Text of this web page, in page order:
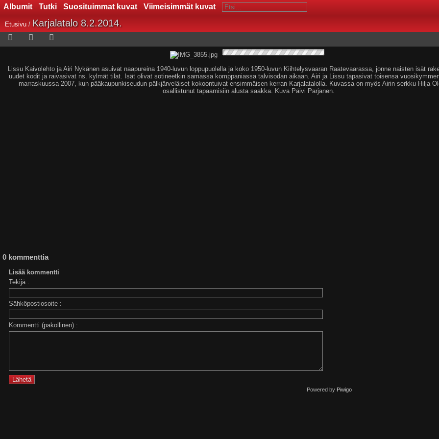
Albumit Tutki Suosituimmat kuvat Viimeisimmät kuvat
Etusivu / Karjalatalo 8.2.2014.
Lissu Kaivolehto ja Airi Nykänen asuivat naapureina 1940-luvun loppupuolella ja koko 1950-luvun Kiihtelysvaaran Raatevaarassa, jonne naisten isät
uudet kodit ja raivasivat ns. kylmät tilat. Isät olivat sotineetkin samassa komppaniassa talvisodan aikaan. Airi ja Lissu tapasivat toisensa
marraskuussa 2007, kun pääkaupunkiseudun pälkjärveläiset kokoontuivat ensimmäisen kerran Karjalatalolla. Kuvassa on myös Airin serkku Hilja
osallistunut tapaamisiin alusta saakka. Kuva Päivi Parjanen.
0 kommenttia
Lisää kommentti
Tekijä :
Sähköpostiosoite :
Kommentti (pakollinen) :
Powered by Piwigo